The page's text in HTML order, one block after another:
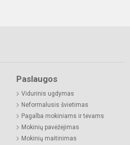
Paslaugos
Vidurinis ugdymas
Neformalusis švietimas
Pagalba mokiniams ir tėvams
Mokinių pavėžėjimas
Mokinių maitinimas